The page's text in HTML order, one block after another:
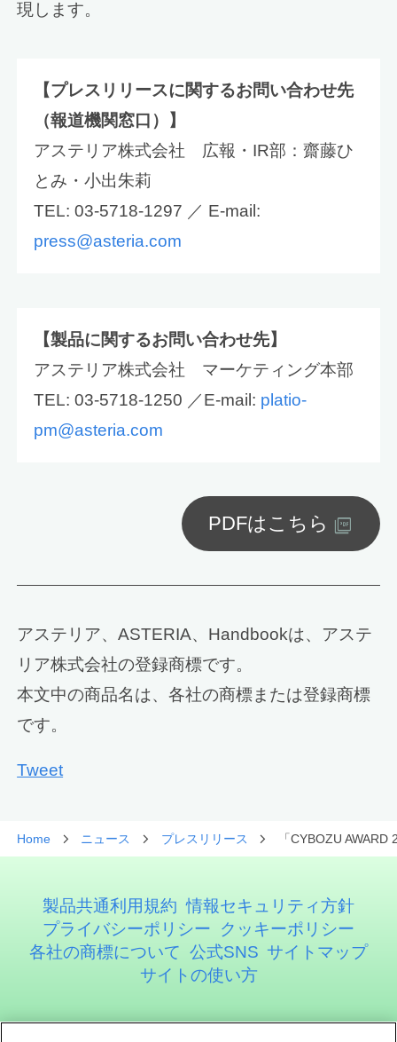
現します。
【プレスリリースに関するお問い合わせ先
（報道機関窓口）】
アステリア株式会社 広報・IR部：齋藤ひ
とみ・小出朱莉
TEL: 03-5718-1297 ／ E-mail:
press@asteria.com
【製品に関するお問い合わせ先】
アステリア株式会社 マーケティング本部
TEL: 03-5718-1250 ／E-mail: platio-
pm@asteria.com
PDFはこちら
アステリア、ASTERIA、Handbookは、アステ
リア株式会社の登録商標です。
本文中の商品名は、各社の商標または登録商標
です。
Tweet
Home ニュース プレスリリース 「CYBOZU
製品共通利用規約 情報セキュリティ方針
プライバシーポリシー
クッキーポリシー
各社の商標について 公式SNS サイトマップ
サイトの使い方